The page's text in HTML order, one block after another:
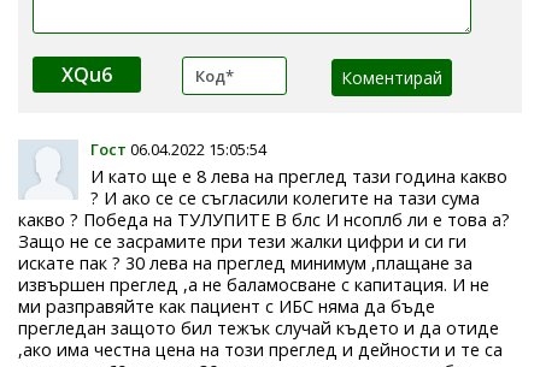
XQu6
Гост 06.04.2022 15:05:54
И като ще е 8 лева на преглед тази година какво
? И ако се се съгласили колегите на тази сума
какво ? Победа на ТУЛУПИТЕ В блс И нсоплб ли е това а?
Защо не се засрамите при тези жалки цифри и си ги
искате пак ? 30 лева на преглед минимум ,плащане за
извършен преглед ,а не баламосване с капитация. И не
ми разправяйте как пациент с ИБС няма да бъде
прегледан защото бил тежък случай където и да отиде
,ако има честна цена на този преглед и дейности и те са